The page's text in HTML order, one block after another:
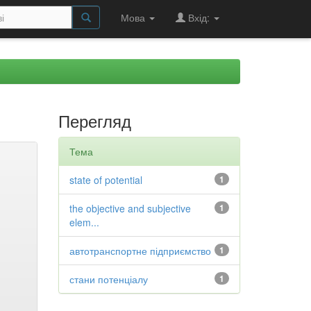
Мова Вхід:
Перегляд
Тема
1
state of potential
1
the objective and subjective
elem...
1
автотранспортне підприємство
1
стани потенціалу